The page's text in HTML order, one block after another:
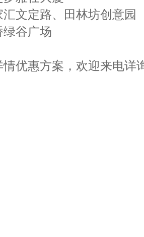
文定路、田林坊创意园
绿谷广场
情优惠方案，欢迎来电详